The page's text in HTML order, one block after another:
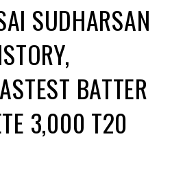
SUDHARSAN
BATTER
3,000 T20